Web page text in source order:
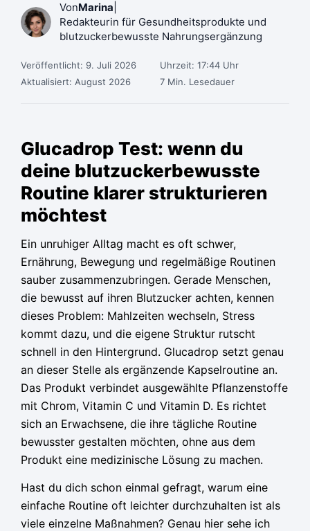
VonMarina
Redakteurin für Gesundheitsprodukte und
blutzuckerbewusste Nahrungsergänzung
Veröffentlicht: 9. Juli 2026
Uhrzeit: 17:44 Uhr
Aktualisiert: August 2026
7 Min. Lesedauer
Glucadrop Test: wenn du
deine blutzuckerbewusste
Routine klarer strukturieren
möchtest
Ein unruhiger Alltag macht es oft schwer,
Ernährung, Bewegung und regelmäßige Routinen
sauber zusammenzubringen. Gerade Menschen,
die bewusst auf ihren Blutzucker achten, kennen
dieses Problem: Mahlzeiten wechseln, Stress
kommt dazu, und die eigene Struktur rutscht
schnell in den Hintergrund. Glucadrop setzt genau
an dieser Stelle als ergänzende Kapselroutine an.
Das Produkt verbindet ausgewählte Pflanzenstoffe
mit Chrom, Vitamin C und Vitamin D. Es richtet
sich an Erwachsene, die ihre tägliche Routine
bewusster gestalten möchten, ohne aus dem
Produkt eine medizinische Lösung zu machen.
Hast du dich schon einmal gefragt, warum eine
einfache Routine oft leichter durchzuhalten ist als
viele einzelne Maßnahmen? Genau hier sehe ich
Preis
war:
79,95 €
Preis
ist:
36,65 €.
Preis
war:
79,95 €
Preis
ist:
36,65 €.
Preis
war:
79,95 €
Preis
ist:
36,65 €.